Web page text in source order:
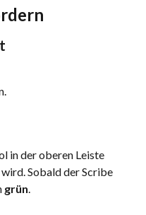
in der oberen Leiste
Sobald der Scribe
grün